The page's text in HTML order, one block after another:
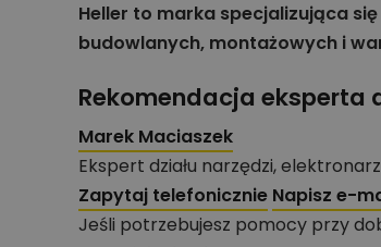
Heller to marka specjalizująca
budowlanych, montażowych i
Rekomendacja eksperta
Marek Maciaszek
Ekspert działu narzędzi,
Zapytaj telefonicznie Napisz e-
Jeśli potrzebujesz pomocy przy